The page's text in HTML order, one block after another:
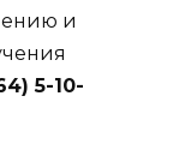
и
5-10-